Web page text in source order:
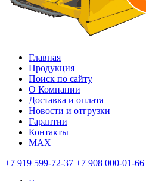
Основная
навигация
Главная
Продукция
Поиск по сайту
O Компании
Доставка и оплата
Новости и отгрузки
Гарантии
Контакты
MAX
+7 919 599-72-37 +7 908 000-01-66